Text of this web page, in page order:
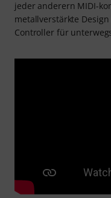
jeder anderern MIDI-
metallverstärkte
Controller für